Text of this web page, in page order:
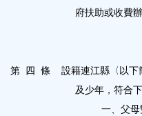
府扶助或收費辦
第 四 條
設籍連江縣〈以下
及少年，符合
一、父母